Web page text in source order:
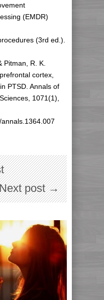
(EMDR)
(3rd ed.).
Pitman, R. K.
cortex,
PTSD. Annals of
1071(1),
post →